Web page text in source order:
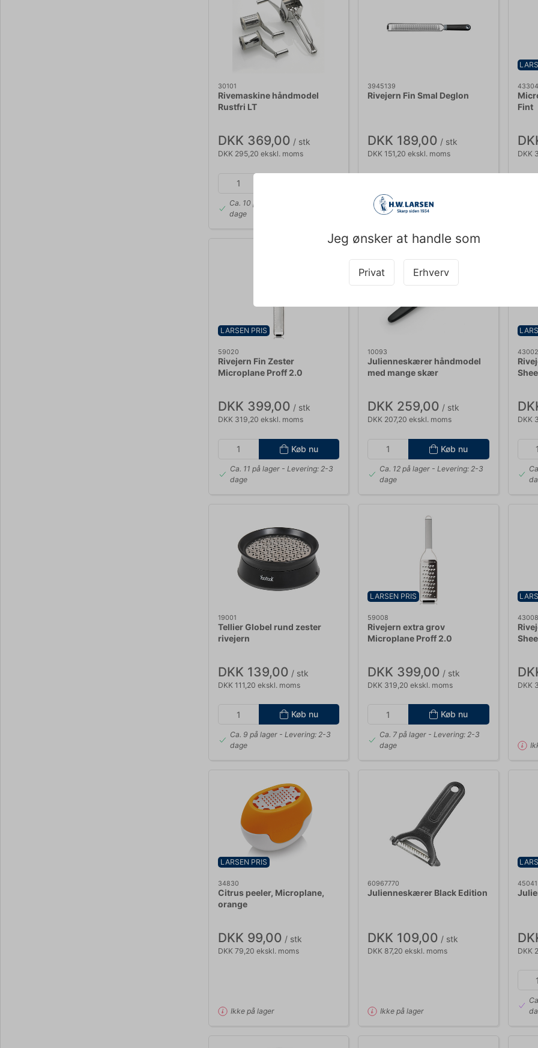
Jeg ønsker at handle som
Privat Erhverv
30101
Rivemaskine håndmodel
Rustfri LT
DKK 369,00 / stk
DKK 295,20 ekskl. moms
Ca. 10 på lager
dage
3945139
Rivejern Fin Smal Deglon
DKK 189,00 / stk
DKK 151,20 ekskl. moms
Ca. 8 på lager- Levering: 2-3
dage
43304
Fint
DKK
LARSEN PRIS
59020
Rivejern Fin Zester
Microplane Proff 2.0
DKK 399,00 / stk
DKK 319,20 ekskl. moms
Køb nu
Ca. 11 på lager- Levering: 2-3
dage
10093
Julienneskærer håndmodel
med mange skær
DKK 259,00 / stk
DKK 207,20 ekskl. moms
Køb nu
Ca. 12 på lager- Levering: 2-3
dage
43002
DKK
19001
Tellier Globel rund zester
rivejern
DKK 139,00 / stk
DKK 111,20 ekskl. moms
Køb nu
Ca. 9 på lager- Levering: 2-3
dage
LARSEN PRIS
59008
Rivejern extra grov
Microplane Proff 2.0
DKK 399,00 / stk
DKK 319,20 ekskl. moms
Køb nu
Ca. 7 på lager - Levering: 2-3
dage
DKK
LARSEN PRIS
34830
Citrus peeler, Microplane,
orange
DKK 99,00 / stk
DKK 79,20 ekskl. moms
Ikke på lager
60967770
Julienneskærer Black Edition
DKK 109,00 / stk
DKK 87,20 ekskl. moms
Ikke på lager
45041
DKK